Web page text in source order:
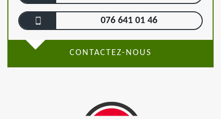
076 641 01 46
CONTACTEZ-NOUS